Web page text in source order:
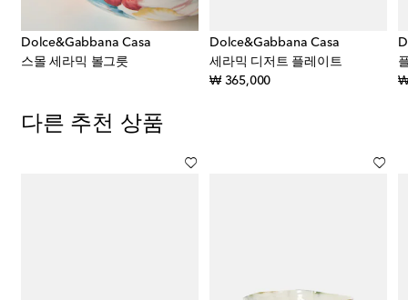
Dolce&Gabbana Casa
스몰 세라믹 볼그릇
Dolce&Gabbana Casa
세라믹 디저트 플레이트
₩ 365,000original price
₩
다른 추천 상품